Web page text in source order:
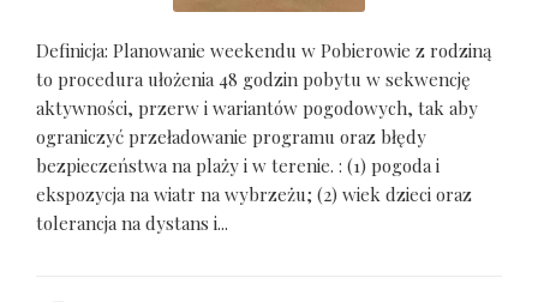
Definicja: Planowanie weekendu w Pobierowie z rodziną
to procedura ułożenia 48 godzin pobytu w sekwencję
aktywności, przerw i wariantów pogodowych, tak aby
ograniczyć przeładowanie programu oraz błędy
bezpieczeństwa na plaży i w terenie. : (1) pogoda i
ekspozycja na wiatr na wybrzeżu; (2) wiek dzieci oraz
tolerancja na dystans i...